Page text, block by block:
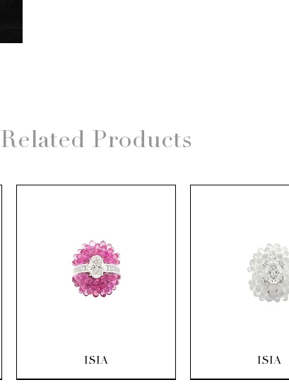
Related Products
Quick View
ISIA Quick View
ISIA